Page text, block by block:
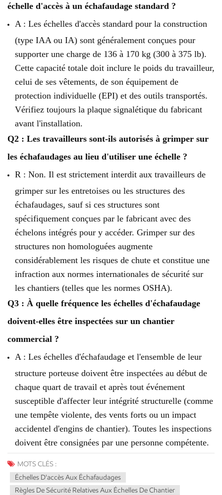
échelle d'accès à un échafaudage standard ?
A : Les échelles d'accès standard pour la construction
(type IAA ou IA) sont généralement conçues pour
supporter une charge de 136 à 170 kg (300 à 375 lb).
Cette capacité totale doit inclure le poids du travailleur,
celui de ses vêtements, de son équipement de
protection individuelle (EPI) et des outils transportés.
Vérifiez toujours la plaque signalétique du fabricant
avant l'installation.
Q2 : Les travailleurs sont-ils autorisés à grimper sur
les échafaudages au lieu d'utiliser une échelle ?
R : Non. Il est strictement interdit aux travailleurs de
grimper sur les entretoises ou les structures des
échafaudages, sauf si ces structures sont
spécifiquement conçues par le fabricant avec des
échelons intégrés pour y accéder. Grimper sur des
structures non homologuées augmente
considérablement les risques de chute et constitue une
infraction aux normes internationales de sécurité sur
les chantiers (telles que les normes OSHA).
Q3 : À quelle fréquence les échelles d'échafaudage
doivent-elles être inspectées sur un chantier
commercial ?
A : Les échelles d'échafaudage et l'ensemble de leur
structure porteuse doivent être inspectées au début de
chaque quart de travail et après tout événement
susceptible d'affecter leur intégrité structurelle (comme
une tempête violente, des vents forts ou un impact
accidentel d'engins de chantier). Toutes les inspections
doivent être consignées par une personne compétente.
MOTS CLÉS :
Échelles D'accès Aux Échafaudages
Règles De Sécurité Relatives Aux Échelles De Chantier